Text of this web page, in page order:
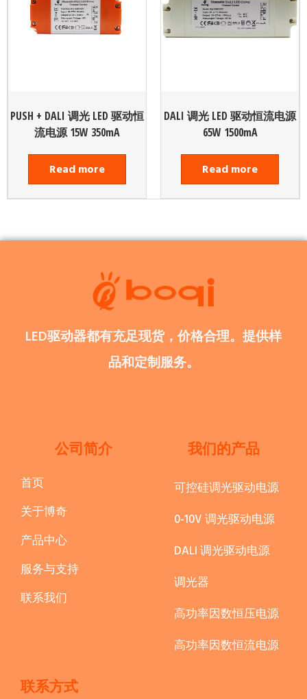
PUSH + DALI 调光 LED 驱动恒
流电源 15W 350mA
Read more
DALI 调光 LED 驱动恒流电源
65W 1500mA
Read more
LED驱动器都有充足现货，价格合理。提供样
品和定制服务。
公司简介
首页
关于博奇
产品中心
服务与支持
联系我们
我们的产品
可控硅调光驱动电源
0-10V 调光驱动电源
DALI 调光驱动电源
调光器
高功率因数恒压电源
高功率因数恒流电源
联系方式